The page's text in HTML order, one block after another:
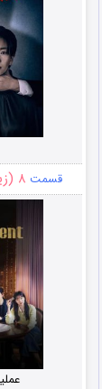
قسمت ۸ (زیرنویس)